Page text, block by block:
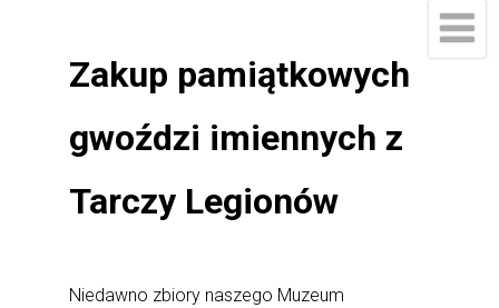
Zakup pamiątkowych
gwoździ imiennych z
Tarczy Legionów
Niedawno zbiory naszego Muzeum